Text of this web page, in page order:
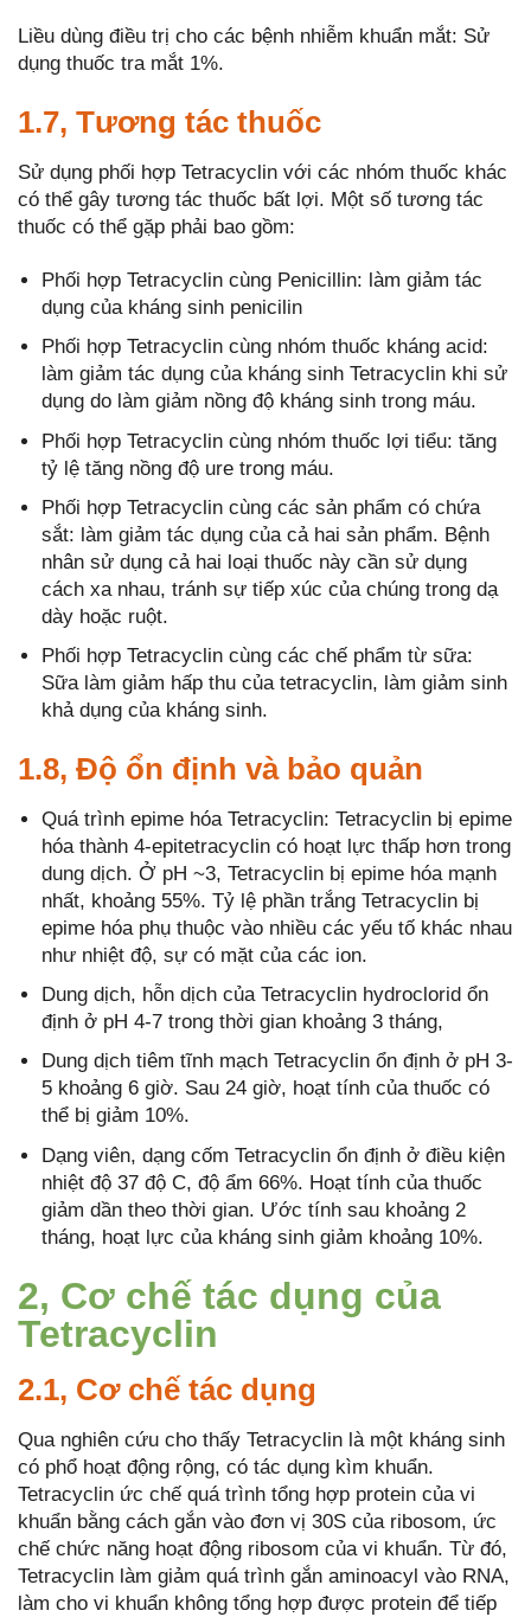
Liều dùng điều trị cho các bệnh nhiễm khuẩn mắt: Sử
dụng thuốc tra mắt 1%.
1.7, Tương tác thuốc
Sử dụng phối hợp Tetracyclin với các nhóm thuốc khác
có thể gây tương tác thuốc bất lợi. Một số tương tác
thuốc có thể gặp phải bao gồm:
Phối hợp Tetracyclin cùng Penicillin: làm giảm tác
dụng của kháng sinh penicilin
Phối hợp Tetracyclin cùng nhóm thuốc kháng acid:
làm giảm tác dụng của kháng sinh Tetracyclin khi sử
dụng do làm giảm nồng độ kháng sinh trong máu.
Phối hợp Tetracyclin cùng nhóm thuốc lợi tiểu: tăng
tỷ lệ tăng nồng độ ure trong máu.
Phối hợp Tetracyclin cùng các sản phẩm có chứa
sắt: làm giảm tác dụng của cả hai sản phẩm. Bệnh
nhân sử dụng cả hai loại thuốc này cần sử dụng
cách xa nhau, tránh sự tiếp xúc của chúng trong dạ
dày hoặc ruột.
Phối hợp Tetracyclin cùng các chế phẩm từ sữa:
Sữa làm giảm hấp thu của tetracyclin, làm giảm sinh
khả dụng của kháng sinh.
1.8, Ðộ ổn định và bảo quản
Quá trình epime hóa Tetracyclin: Tetracyclin bị epime
hóa thành 4-epitetracyclin có hoạt lực thấp hơn trong
dung dịch. Ở pH ~3, Tetracyclin bị epime hóa mạnh
nhất, khoảng 55%. Tỷ lệ phần trắng Tetracyclin bị
epime hóa phụ thuộc vào nhiều các yếu tố khác nhau
như nhiệt độ, sự có mặt của các ion.
Dung dịch, hỗn dịch của Tetracyclin hydroclorid ổn
định ở pH 4-7 trong thời gian khoảng 3 tháng,
Dung dịch tiêm tĩnh mạch Tetracyclin ổn định ở pH 3-
5 khoảng 6 giờ. Sau 24 giờ, hoạt tính của thuốc có
thể bị giảm 10%.
Dạng viên, dạng cốm Tetracyclin ổn định ở điều kiện
nhiệt độ 37 độ C, độ ẩm 66%. Hoạt tính của thuốc
giảm dần theo thời gian. Ước tính sau khoảng 2
tháng, hoạt lực của kháng sinh giảm khoảng 10%.
2, Cơ chế tác dụng của
Tetracyclin
2.1, Cơ chế tác dụng
Qua nghiên cứu cho thấy Tetracyclin là một kháng sinh
có phổ hoạt động rộng, có tác dụng kìm khuẩn.
Tetracyclin ức chế quá trình tổng hợp protein của vi
khuẩn bằng cách gắn vào đơn vị 30S của ribosom, ức
chế chức năng hoạt động ribosom của vi khuẩn. Từ đó,
Tetracyclin làm giảm quá trình gắn aminoacyl vào RNA,
làm cho vi khuẩn không tổng hợp được protein để tiếp